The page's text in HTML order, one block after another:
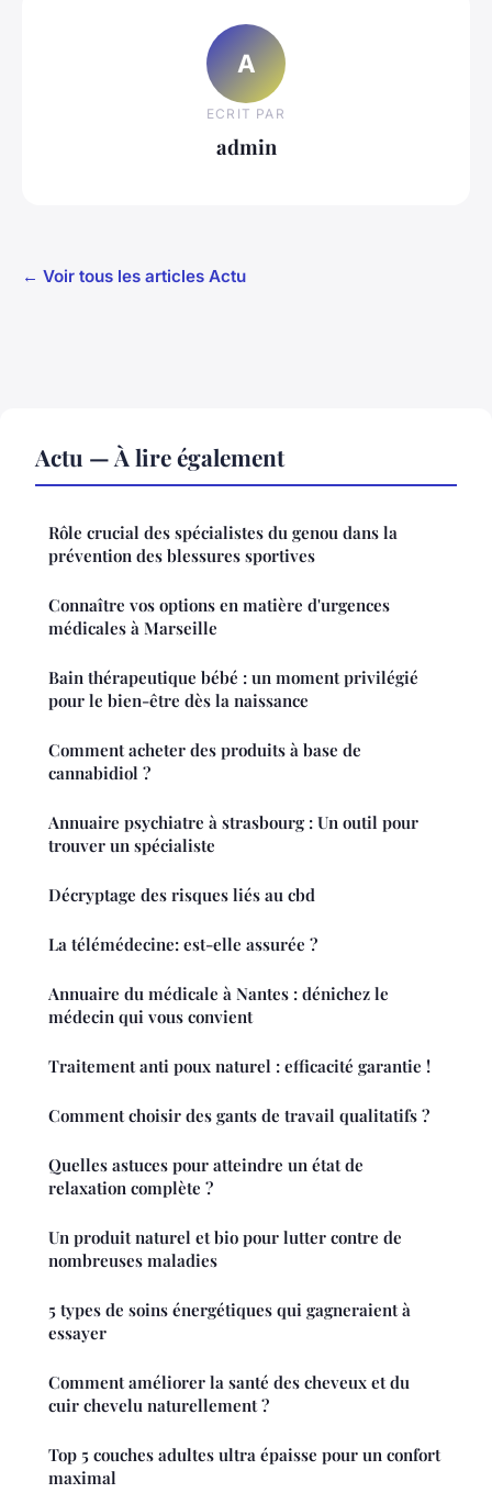
A
ECRIT PAR
admin
← Voir tous les articles Actu
Actu — À lire également
Rôle crucial des spécialistes du genou dans la
prévention des blessures sportives
Connaître vos options en matière d'urgences
médicales à Marseille
Bain thérapeutique bébé : un moment privilégié
pour le bien-être dès la naissance
Comment acheter des produits à base de
cannabidiol ?
Annuaire psychiatre à strasbourg : Un outil pour
trouver un spécialiste
Décryptage des risques liés au cbd
La télémédecine: est-elle assurée ?
Annuaire du médicale à Nantes : dénichez le
médecin qui vous convient
Traitement anti poux naturel : efficacité garantie !
Comment choisir des gants de travail qualitatifs ?
Quelles astuces pour atteindre un état de
relaxation complète ?
Un produit naturel et bio pour lutter contre de
nombreuses maladies
5 types de soins énergétiques qui gagneraient à
essayer
Comment améliorer la santé des cheveux et du
cuir chevelu naturellement ?
Top 5 couches adultes ultra épaisse pour un confort
maximal